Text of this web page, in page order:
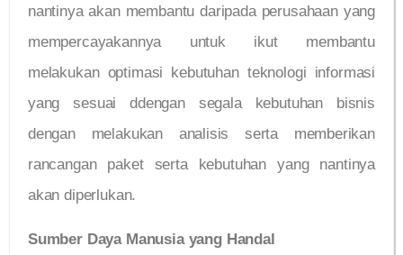
nantinya akan membantu daripada perusahaan yang
mempercayakannya untuk ikut membantu
melakukan optimasi kebutuhan teknologi informasi
yang sesuai ddengan segala kebutuhan bisnis
dengan melakukan analisis serta memberikan
rancangan paket serta kebutuhan yang nantinya
akan diperlukan.
Sumber Daya Manusia yang Handal